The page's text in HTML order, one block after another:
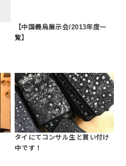
【中国義烏展示会/2013年度一
覧】
タイにてコンサル生と買い付け
中です！